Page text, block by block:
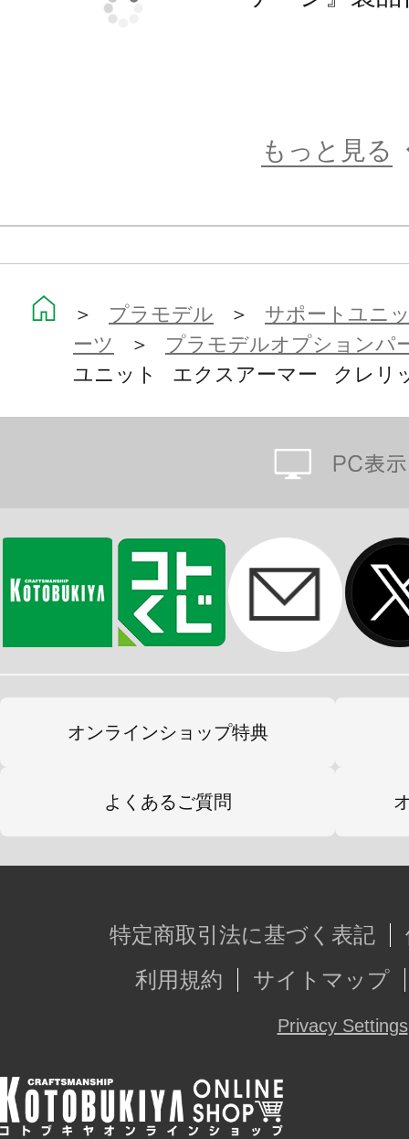
・女性型対応フレームパーツセット
各地に点在する多様な技術を持つ工
の本社がある東京へ集約、発信を行
本レーベルとしてのこだわりを取り
ていきます。
■TOKYO Markレーベル対象製品一覧
※画像は試作品です。実際の商品と
ます。また撮影用に塗装されており
もっと見る
＞ プラモデル ＞ サポートユニ
ーツ
＞ プラモデルオプションパ
ユニット エクスアーマー クレリ
オンラインショップ特典
よくあるご質問
特定商取引法に基づく表記
利用規約
サイトマップ
Privacy Settings